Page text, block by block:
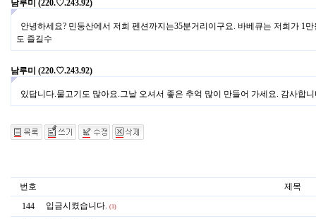
남루미 (220.♡.243.92)
안녕하세요? 민둥산에서 저희 펜션까지는35분거리이구요. 바베큐는 저희가 1
도 즐길수
남루미 (220.♡.243.92)
있답니다.물고기도 많아요.그날 오셔서 좋은 추억 많이 만들어 가세요. 감사합
번호
제목
144
입금시켰습니다. (1)